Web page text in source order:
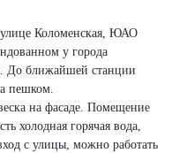
улице Коломенская, ЮАО
у города
До ближайшей станции
пешком.
на фасаде. Помещение
холодная горячая вода,
с улицы, можно работать